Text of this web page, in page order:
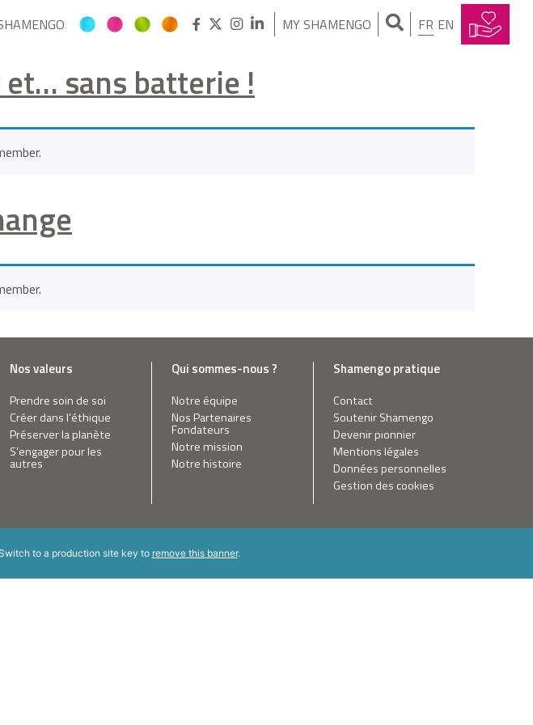
MY SHAMENGO FR EN
et… sans batterie !
Nos valeurs
Prendre soin de soi
Créer dans l’éthique
Préserver la planète
S’engager pour les
autres
Qui sommes-nous ?
Notre équipe
Nos Partenaires
Fondateurs
Notre mission
Notre histoire
Shamengo pratique
Contact
Soutenir Shamengo
Devenir pionnier
Mentions légales
Données personnelles
Gestion des cookies
to a production site key to remove this banner.